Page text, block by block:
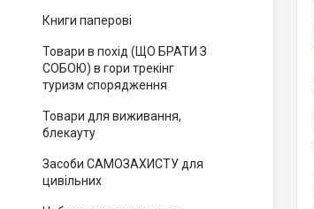
Книги паперові
Товари в похід (ЩО БРАТИ З
СОБОЮ) в гори трекінг
туризм спорядження
Товари для виживання,
блекауту
Засоби САМОЗАХИСТУ для
цивільних